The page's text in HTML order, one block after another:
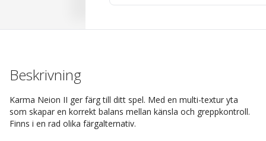
Beskrivning
Karma Neion II ger färg till ditt spel. Med en multi-textur yta
som skapar en korrekt balans mellan känsla och greppkontroll.
Finns i en rad olika färgalternativ.